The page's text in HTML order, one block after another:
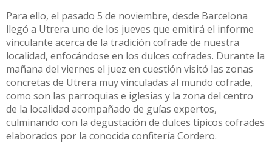
Para ello, el pasado 5 de noviembre, desde Barcelona
llegó a Utrera uno de los jueves que emitirá el informe
vinculante acerca de la tradición cofrade de nuestra
localidad, enfocándose en los dulces cofrades. Durante la
mañana del viernes el juez en cuestión visitó las zonas
concretas de Utrera muy vinculadas al mundo cofrade,
como son las parroquias e iglesias y la zona del centro
de la localidad acompañado de guías expertos,
culminando con la degustación de dulces típicos cofrades
elaborados por la conocida confitería Cordero.